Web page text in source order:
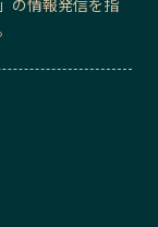
の情報発信を指